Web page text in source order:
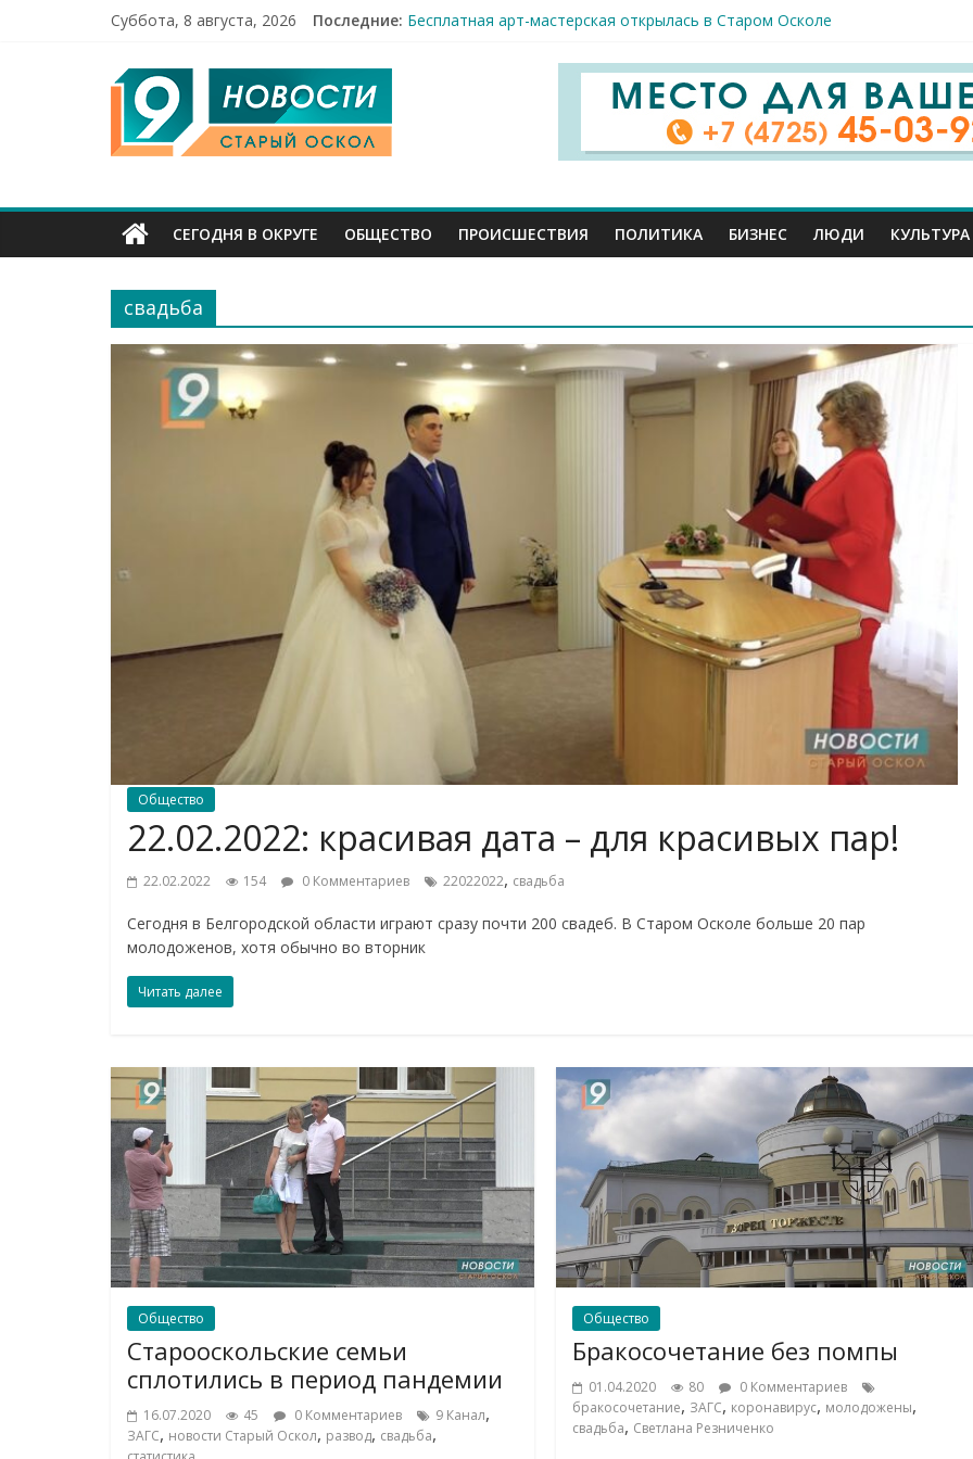
Суббота, 8 августа, 2026 Последние: Праздник спорта и достижений: в Старом Осколе отметили День
12 человек пострадали сегодня при новых ударах ВСУ по нашему региону
49,5 млн руб. похитили мошенники у жителей Белгородчины под
Строители принимают поздравления с профессиональным праздником
9
Канал
Старый
Оскол
СЕГОДНЯ В ОКРУГЕ ОБЩЕСТВО ПРОИСШЕСТВИЯ ПОЛИТИКА БИЗНЕС ЛЮДИ КУЛЬТУРА
свадьба
Общество
22.02.2022: красивая дата – для красивых пар!
22.02.2022 154 0 Комментариев 22022022, свадьба
Сегодня в Белгородской области играют сразу почти 200 свадеб. В Старом Осколе больше 20 пар
молодоженов, хотя обычно во вторник
Читать далее
Общество
Старооскольские семьи
сплотились в период пандемии
16.07.2020 45 0 Комментариев 9 Канал,
ЗАГС, новости Старый Оскол, развод, свадьба,
Общество
Бракосочетание без помпы
01.04.2020 80
0 Комментариев
бракосочетание, ЗАГС, коронавирус, молодожены,
свадьба, Светлана Резниченко